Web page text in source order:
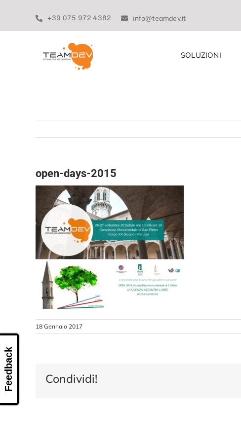
content
+39 075 972 4382 info@teamdev.it
SOLUZIONI
open-days-2015
18 Gennaio 2017
Condividi!
Feedback